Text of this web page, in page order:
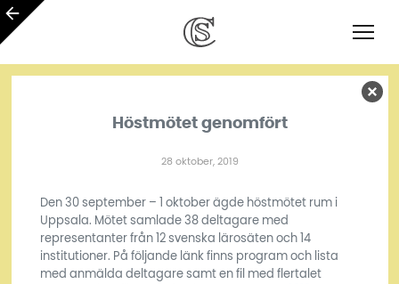
Höstmötet genomfört
28 oktober, 2019
Den 30 september – 1 oktober ägde höstmötet rum i
Uppsala. Mötet samlade 38 deltagare med
representanter från 12 svenska lärosäten och 14
institutioner. På följande länk finns program och lista
med anmälda deltagare samt en fil med flertalet